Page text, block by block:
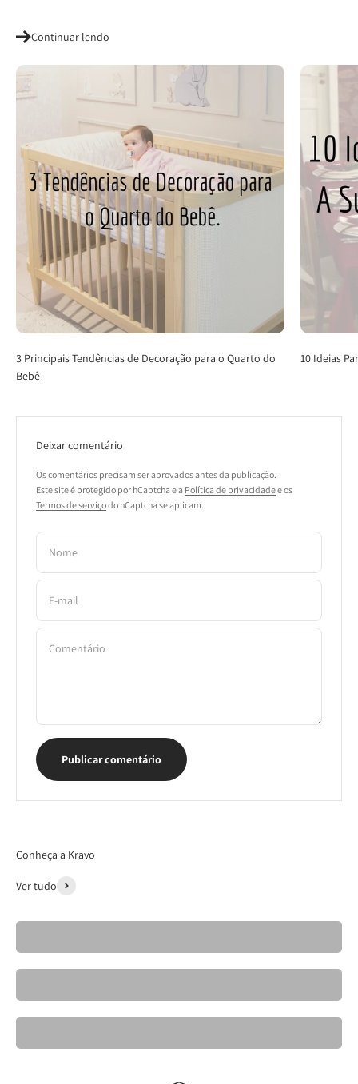
Continuar lendo
3 Principais Tendências de Decoração para o Quarto do
Bebê
10 Ideias
Deixar comentário
Os comentários precisam ser aprovados antes da publicação.
Este site é protegido por hCaptcha e a Política de privacidadee os
Termos de serviçodo hCaptcha se aplicam.
Nome
E-mail
Comentário
Publicar comentário
Conheça a Kravo
Ver tudo
Cadeiras- Kravo 26
Banquetas Kravo
Mesas de Jantar Elegantes- Kravo